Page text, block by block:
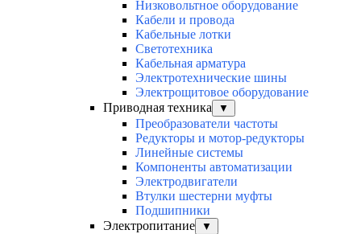
Низковольтное оборудование
Кабели и провода
Кабельные лотки
Светотехника
Кабельная арматура
Электротехнические шины
Электрощитовое оборудование
Приводная техника
▼
Преобразователи частоты
Редукторы и мотор-редукторы
Линейные системы
Компоненты автоматизации
Электродвигатели
Втулки шестерни муфты
Подшипники
Электропитание
▼